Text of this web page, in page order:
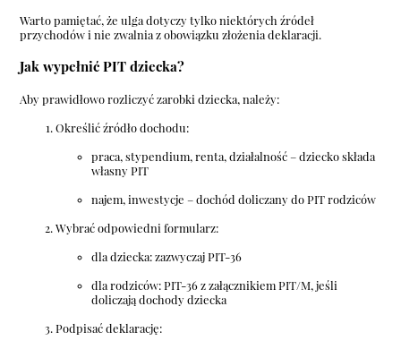
Warto pamiętać, że ulga dotyczy tylko niektórych źródeł
przychodów i nie zwalnia z obowiązku złożenia deklaracji.
Jak wypełnić PIT dziecka?
Aby prawidłowo rozliczyć zarobki dziecka, należy:
Określić źródło dochodu:
praca, stypendium, renta, działalność – dziecko składa
własny PIT
najem, inwestycje – dochód doliczany do PIT rodziców
Wybrać odpowiedni formularz:
dla dziecka: zazwyczaj PIT-36
dla rodziców: PIT-36 z załącznikiem PIT/M, jeśli
doliczają dochody dziecka
Podpisać deklarację: